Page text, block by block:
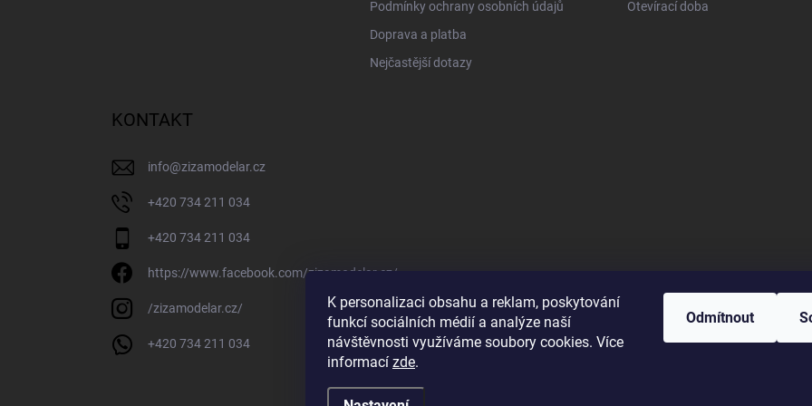
K personalizaci obsahu a reklam, poskytování
funkcí sociálních médií a analýze naší
návštěvnosti využíváme soubory cookies. Více
informací zde.
Odmítnout
Podmínky ochrany osobních údajů
Doprava a platba
Nejčastější dotazy
Otevírací doba
KONTAKT
info@zizamodelar.cz
+420 734 211 034
+420 734 211 034
https://www.facebook.com/zizamodelar.cz/
/zizamodelar.cz/
+420 734 211 034